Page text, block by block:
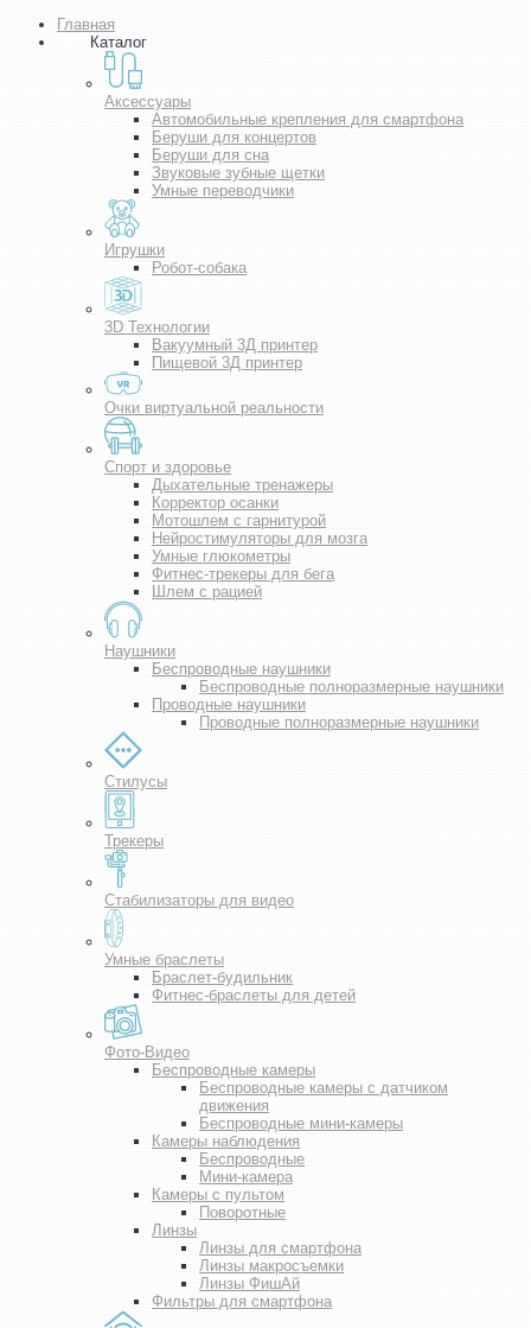
Главная
Каталог
Аксессуары
Автомобильные крепления для смартфона
Беруши для концертов
Беруши для сна
Звуковые зубные щетки
Умные переводчики
Игрушки
Робот-собака
3D Технологии
Вакуумный 3Д принтер
Пищевой 3Д принтер
Очки виртуальной реальности
Спорт и здоровье
Дыхательные тренажеры
Корректор осанки
Мотошлем с гарнитурой
Нейростимуляторы для мозга
Умные глюкометры
Фитнес-трекеры для бега
Шлем с рацией
Наушники
Беспроводные наушники
Беспроводные полноразмерные наушники
Проводные наушники
Проводные полноразмерные наушники
Стилусы
Трекеры
Стабилизаторы для видео
Умные браслеты
Браслет-будильник
Фитнес-браслеты для детей
Фото-Видео
Беспроводные камеры
Беспроводные камеры с датчиком
движения
Беспроводные мини-камеры
Камеры наблюдения
Беспроводные
Мини-камера
Камеры с пультом
Поворотные
Линзы
Линзы для смартфона
Линзы макросъемки
Линзы ФишАй
Фильтры для смартфона